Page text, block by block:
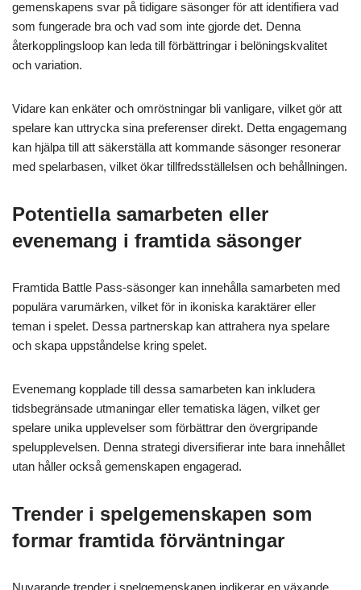
gemenskapens svar på tidigare säsonger för att identifiera vad
som fungerade bra och vad som inte gjorde det. Denna
återkopplingsloop kan leda till förbättringar i belöningskvalitet
och variation.
Vidare kan enkäter och omröstningar bli vanligare, vilket gör att
spelare kan uttrycka sina preferenser direkt. Detta engagemang
kan hjälpa till att säkerställa att kommande säsonger resonerar
med spelarbasen, vilket ökar tillfredsställelsen och behållningen.
Potentiella samarbeten eller
evenemang i framtida säsonger
Framtida Battle Pass-säsonger kan innehålla samarbeten med
populära varumärken, vilket för in ikoniska karaktärer eller
teman i spelet. Dessa partnerskap kan attrahera nya spelare
och skapa uppståndelse kring spelet.
Evenemang kopplade till dessa samarbeten kan inkludera
tidsbegränsade utmaningar eller tematiska lägen, vilket ger
spelare unika upplevelser som förbättrar den övergripande
spelupplevelsen. Denna strategi diversifierar inte bara innehållet
utan håller också gemenskapen engagerad.
Trender i spelgemenskapen som
formar framtida förväntningar
Nuvarande trender i spelgemenskapen indikerar en växande